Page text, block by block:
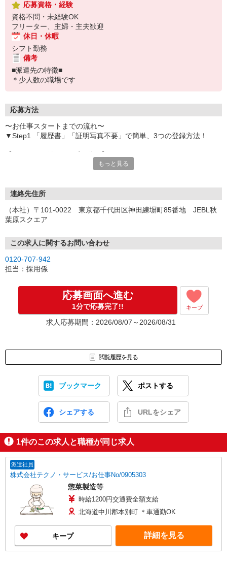
応募資格・経験
資格不問・未経験OK
フリーター、主婦・主夫歓迎
休日・休暇
シフト勤務
備考
■派遣先の特徴■
＊少人数の職場です
応募方法
〜お仕事スタートまでの流れ〜
▼Step1 「履歴書」「証明写真不要」で簡単、3つの登録方法！
いつでも好きな時間に登録OK
受付時間/平日9:00〜19:00
【来場登録（目安1時間30分）】
▼Step2 全国にあるお仕事の中から、あなたにピッタリのお仕事を
ご案内
▼Step3 就業前に職場見学で気になる事はしっかりチェック！
応募⇒最短で2日後からの勤務も可能です！
もっと見る
連絡先住所
（本社）〒101-0022 東京都千代田区神田練塀町85番地 JEBL秋
葉原スクエア
この求人に関するお問い合わせ
0120-707-942
担当：採用係
応募画面へ進む
1分で応募完了!! キープ
求人応募期間：2026/08/07～2026/08/31
閲覧履歴を見る
ブックマーク ポストする
シェアする URLをシェア
1件のこの求人と職種が同じ求人
派遣社員
株式会社テクノ・サービス/お仕事No/0905303
惣菜製造等
時給1200円交通費全額支給
北海道中川郡本別町 ＊車通勤OK
キープ 詳細を見る